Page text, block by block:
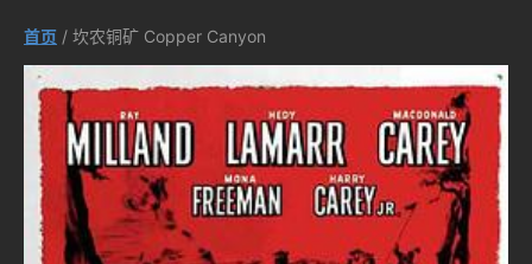
首页 / 坎农铜矿 Copper Canyon